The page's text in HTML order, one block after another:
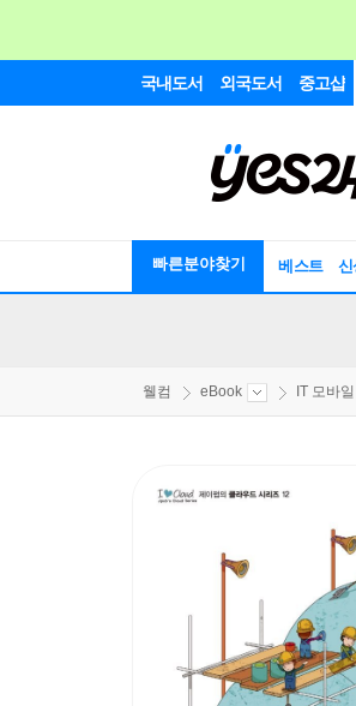
국내도서 외국도서 중고샵
빠른분야찾기 베스트 신
웰컴 eBook IT 모바일